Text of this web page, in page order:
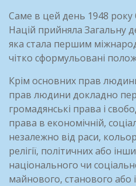
Саме в цей день 1948 року
Націй прийняла Загальну
яка стала першим
чітко сформульовані
Крім основних прав
прав людини докладно
громадянські права і
права в економічній,
незалежно від раси,
релігії, політичних або
національного чи
майнового, станового або